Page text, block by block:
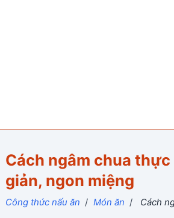
Cách ngâm chua
giản, ngon miệng
Công thức nấu ăn / Món ăn / Cách